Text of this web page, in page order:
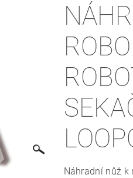
Náhradní nůž k